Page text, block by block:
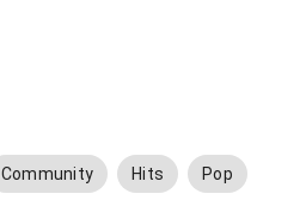
Community Hits Pop